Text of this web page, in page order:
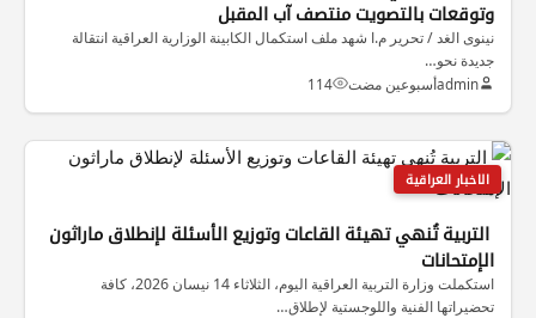
وتوقعات بالتصويت منتصف آب المقبل
نينوى الغد / تحرير م.ا شهد ملف استكمال الكابينة الوزارية العراقية انتقالة
جديدة نحو…
adminأسبوعين مضت 114
الاخبار العراقية
التربية تُنهي تهيئة القاعات وتوزيع الأسئلة لإنطلاق ماراثون
الإمتحانات
استكملت وزارة التربية العراقية اليوم، الثلاثاء 14 نيسان 2026، كافة
تحضيراتها الفنية واللوجستية لإطلاق…